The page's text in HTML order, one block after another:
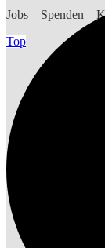
Jobs – Spenden –
Top